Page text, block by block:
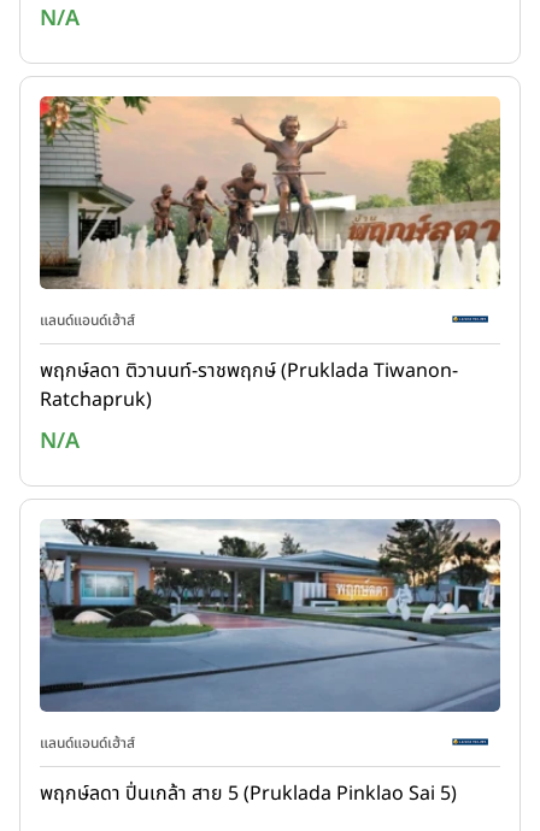
N/A
แลนด์แอนด์เฮ้าส์
พฤกษ์ลดา ติวานนท์-ราชพฤกษ์ (Pruklada Tiwanon-
Ratchapruk)
N/A
แลนด์แอนด์เฮ้าส์
พฤกษ์ลดา ปิ่นเกล้า สาย 5 (Pruklada Pinklao Sai 5)